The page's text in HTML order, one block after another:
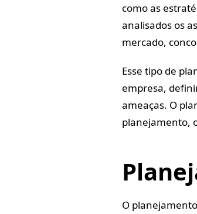
como as
analisados os
mercado,
Esse tipo de
empresa,
ameaças. O
planejamento,
O